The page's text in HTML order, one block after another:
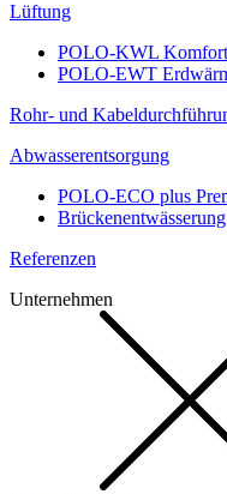
Lüftung
POLO-KWL
POLO-EWT
Rohr- und
Abwasserentsorgung
POLO-ECO plus
Brückenentwässerung
Referenzen
Unternehmen